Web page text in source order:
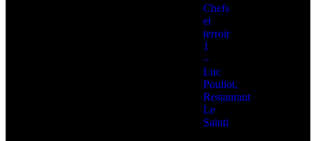
Chefs
et
terroir
1
–
Luc
Pouliot,
Restaurant
Le
Sainti